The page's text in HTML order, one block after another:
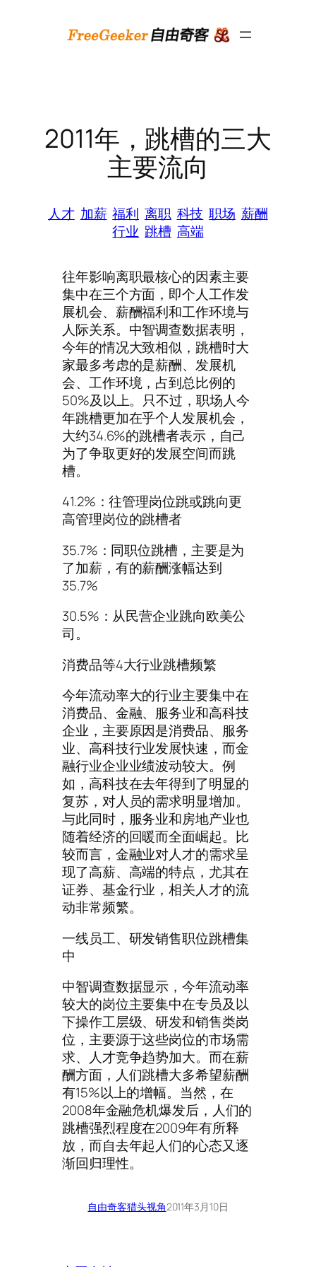
2011年，跳槽的三大
主要流向
人才 加薪 福利 离职 科技 职场 薪酬
行业 跳槽 高端
往年影响离职最核心的因素主要
集中在三个方面，即个人工作发
展机会、薪酬福利和工作环境与
人际关系。中智调查数据表明，
今年的情况大致相似，跳槽时大
家最多考虑的是薪酬、发展机
会、工作环境，占到总比例的
50%及以上。只不过，职场人今
年跳槽更加在乎个人发展机会，
大约34.6%的跳槽者表示，自己
为了争取更好的发展空间而跳
槽。
41.2%：往管理岗位跳或跳向更
高管理岗位的跳槽者
35.7%：同职位跳槽，主要是为
了加薪，有的薪酬涨幅达到
35.7%
30.5%：从民营企业跳向欧美公
司。
消费品等4大行业跳槽频繁
今年流动率大的行业主要集中在
消费品、金融、服务业和高科技
企业，主要原因是消费品、服务
业、高科技行业发展快速，而金
融行业企业业绩波动较大。例
如，高科技在去年得到了明显的
复苏，对人员的需求明显增加。
与此同时，服务业和房地产业也
随着经济的回暖而全面崛起。比
较而言，金融业对人才的需求呈
现了高薪、高端的特点，尤其在
证券、基金行业，相关人才的流
动非常频繁。
一线员工、研发销售职位跳槽集
中
中智调查数据显示，今年流动率
较大的岗位主要集中在专员及以
下操作工层级、研发和销售类岗
位，主要源于这些岗位的市场需
求、人才竞争趋势加大。而在薪
酬方面，人们跳槽大多希望薪酬
有15%以上的增幅。当然，在
2008年金融危机爆发后，人们的
跳槽强烈程度在2009年有所释
放，而自去年起人们的心态又逐
渐回归理性。
自由奇客猎头视角2011年3月10日